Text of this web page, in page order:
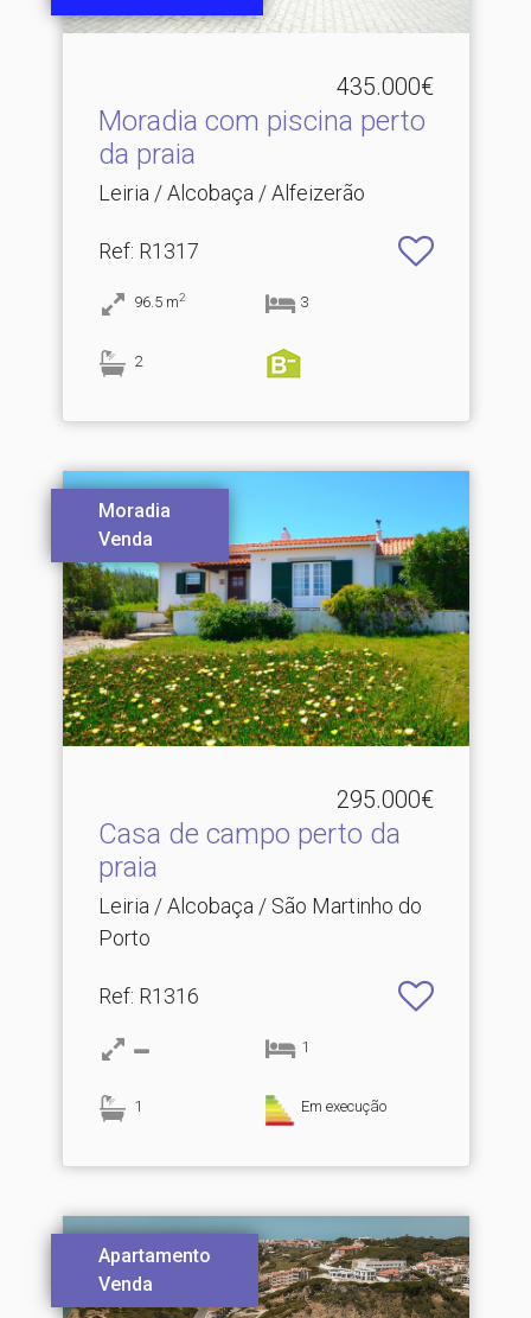
435.000€
Moradia com piscina perto
da praia
Leiria / Alcobaça / Alfeizerão
Ref: R1317
96.5 m2 3
2
Moradia
Venda
295.000€
Casa de campo perto da
praia
Leiria / Alcobaça / São Martinho do
Porto
Ref: R1316
1
1 Em execução
Apartamento
Venda